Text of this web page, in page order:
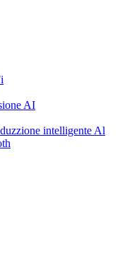
AI
intelligente Al